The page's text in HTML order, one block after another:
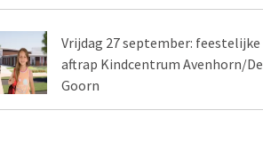
Vrijdag 27 september: feestelijke
aftrap Kindcentrum Avenhorn/De
Goorn